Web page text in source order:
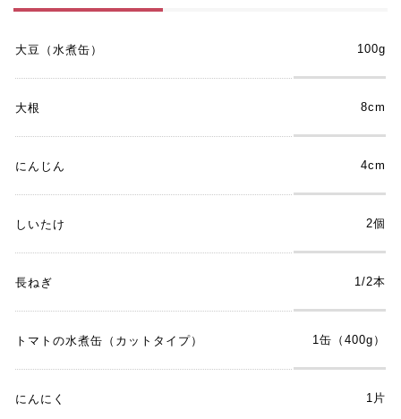
大豆（水煮缶） 100g
大根 8cm
にんじん 4cm
しいたけ 2個
長ねぎ 1/2本
トマトの水煮缶（カットタイプ） 1缶（400g）
にんにく 1片